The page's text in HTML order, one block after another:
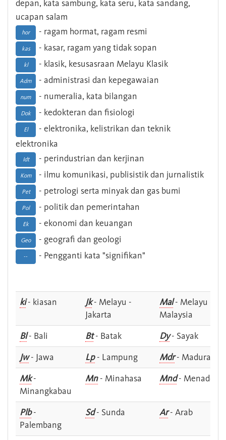
depan, kata sambung, kata seru, kata sandang,
ucapan salam
hor - ragam hormat, ragam resmi
kas - kasar, ragam yang tidak sopan
kl - klasik, kesusasraan Melayu Klasik
Adm - administrasi dan kepegawaian
num - numeralia, kata bilangan
Dok - kedokteran dan fisiologi
El
- elektronika, kelistrikan dan teknik
elektronika
Idt - perindustrian dan kerjinan
Kom - ilmu komunikasi, publisistik dan jurnalistik
Pet - petrologi serta minyak dan gas bumi
Pol - politik dan pemerintahan
Ek - ekonomi dan keuangan
Geo - geografi dan geologi
-- - Pengganti kata "signifikan"
ki- kiasan Jk- Melayu -
Jakarta
Mal- Melayu -
Malaysia
Bl- Bali Bt- Batak Dy- Sayak
Jw- Jawa Lp- Lampung Mdr- Madura
Mk-
Minangkabau
Mn- Minahasa Mnd- Menado
Plb-
Palembang
Sd- Sunda Ar- Arab